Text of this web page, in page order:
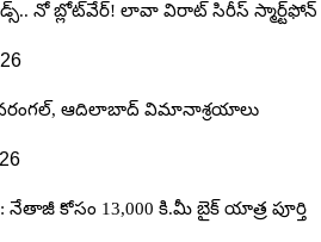
నో బ్లోట్‌వేర్! లావా విరాట్ సిరీస్ స్మార్ట్‌ఫోన్​
ఆదిలాబాద్ విమానాశ్రయాలు
నేతాజీ కోసం 13,000 కి.మీ బైక్ యాత్ర పూర్తి